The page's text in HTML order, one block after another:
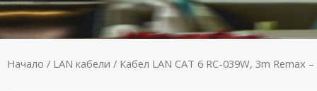
Начало / LAN кабели / Кабел LAN CAT 6 RC-039W, 3m Remax